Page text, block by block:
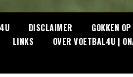
DISCLAIMER GOKKEN
LINKS OVER VOETBAL4U |